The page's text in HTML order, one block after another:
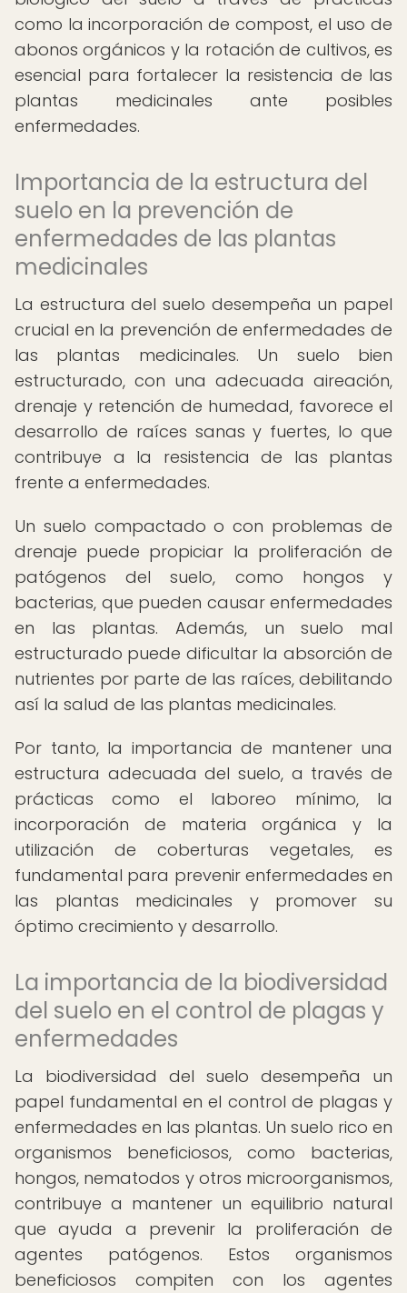
como la incorporación de compost, el uso de
abonos orgánicos y la rotación de cultivos, es
esencial para fortalecer la resistencia de las
plantas medicinales ante posibles
enfermedades.
Importancia de la estructura del
suelo en la prevención de
enfermedades de las plantas
medicinales
La estructura del suelo desempeña un papel
crucial en la prevención de enfermedades de
las plantas medicinales. Un suelo bien
estructurado, con una adecuada aireación,
drenaje y retención de humedad, favorece el
desarrollo de raíces sanas y fuertes, lo que
contribuye a la resistencia de las plantas
frente a enfermedades.
Un suelo compactado o con problemas de
drenaje puede propiciar la proliferación de
patógenos del suelo, como hongos y
bacterias, que pueden causar enfermedades
en las plantas. Además, un suelo mal
estructurado puede dificultar la absorción de
nutrientes por parte de las raíces, debilitando
así la salud de las plantas medicinales.
Por tanto, la importancia de mantener una
estructura adecuada del suelo, a través de
prácticas como el laboreo mínimo, la
incorporación de materia orgánica y la
utilización de coberturas vegetales, es
fundamental para prevenir enfermedades en
las plantas medicinales y promover su
óptimo crecimiento y desarrollo.
La importancia de la biodiversidad
del suelo en el control de plagas y
enfermedades
La biodiversidad del suelo desempeña un
papel fundamental en el control de plagas y
enfermedades en las plantas. Un suelo rico en
organismos beneficiosos, como bacterias,
hongos, nematodos y otros microorganismos,
contribuye a mantener un equilibrio natural
que ayuda a prevenir la proliferación de
agentes patógenos. Estos organismos
beneficiosos compiten con los agentes